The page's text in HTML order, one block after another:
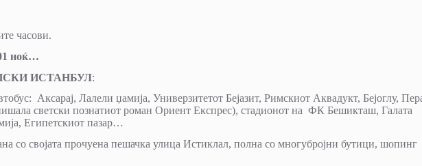
часови.
ноќ…
ИСТАНБУЛ:
Аксарај, Лалели џамија, Универзитетот Бејазит, Римскиот Аквадукт, Бејоглу,
светски познатиот роман Ориент Експрес), стадионот на ФК Бешикташ, Галата
Египетскиот пазар…
со својата прочуена пешачка улица Истиклал, полна со многубројни бутици, шопинг